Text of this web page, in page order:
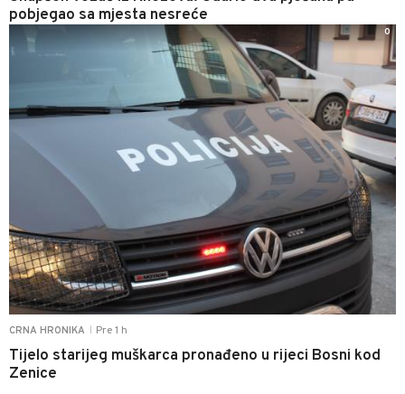
pobjegao sa mjesta nesreće
CRNA HRONIKA Pre 1 h
Tijelo starijeg muškarca pronađeno u rijeci Bosni kod
Zenice
0